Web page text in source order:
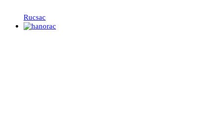
Rucsac